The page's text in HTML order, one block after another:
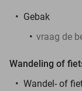
Gebak
vraag de
Wandeling of
Wandel- of